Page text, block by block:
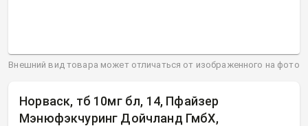
Норваск, тб 10мг бл, 14, Пфайзер
Мэнюфэкчуринг Дойчланд ГмбХ,
Внешний вид товара может отличаться от изображенного на фото